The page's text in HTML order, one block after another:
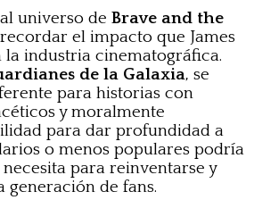
universo de Brave and the
el impacto que James
la industria cinematográfica.
de la Galaxia, se
para historias con
y moralmente
para dar profundidad a
o menos populares podría
para reinventarse y
generación de fans.